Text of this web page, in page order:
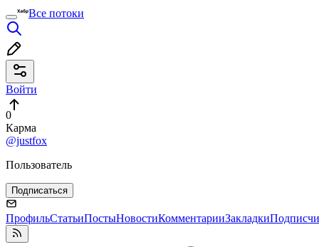
Все потоки
Войти
0
Карма
@justfox
Пользователь
Подписаться
ПрофильСтатьиПостыНовостиКомментарииЗакладки